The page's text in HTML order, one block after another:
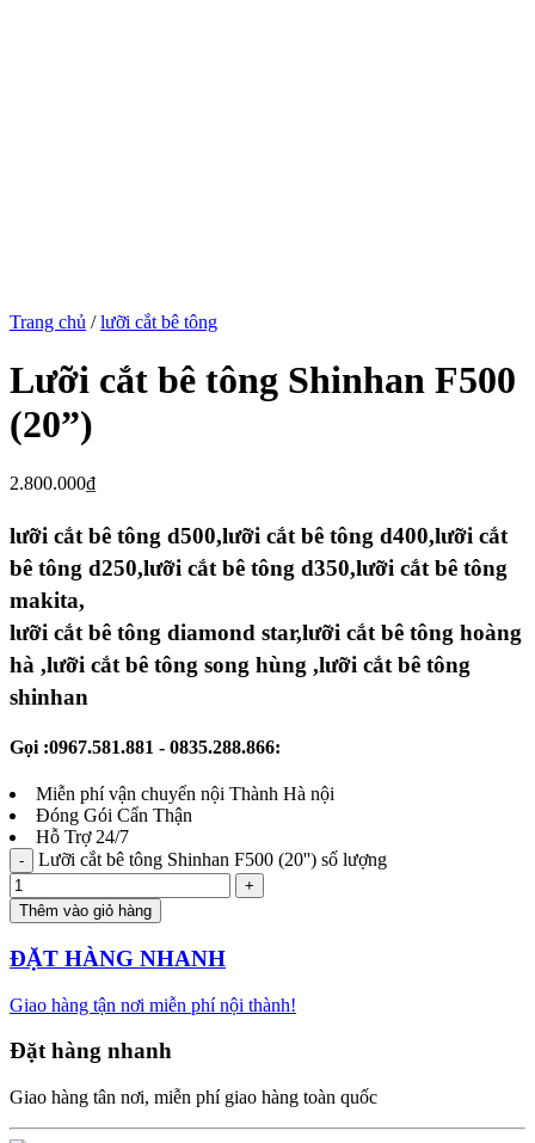
Trang chủ / lưỡi cắt bê tông
Lưỡi cắt bê tông Shinhan F500
(20”)
2.800.000₫
lưỡi cắt bê tông d500,lưỡi cắt bê tông d400,lưỡi cắt
bê tông d250,lưỡi cắt bê tông d350,lưỡi cắt bê tông
makita,
lưỡi cắt bê tông diamond star,lưỡi cắt bê tông hoàng
hà ,lưỡi cắt bê tông song hùng ,lưỡi cắt bê tông
shinhan
Gọi :0967.581.881 - 0835.288.866:
Miễn phí vận chuyển nội Thành Hà nội
Đóng Gói Cẩn Thận
Hỗ Trợ 24/7
Lưỡi cắt bê tông Shinhan F500 (20'') số lượng
Thêm vào giỏ hàng
ĐẶT HÀNG NHANH
Giao hàng tận nơi miễn phí nội thành!
Đặt hàng nhanh
Giao hàng tân nơi, miễn phí giao hàng toàn quốc